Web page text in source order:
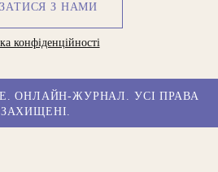
З НАМИ
конфіденційності
ОНЛАЙН-ЖУРНАЛ. УСІ ПРАВА
ЗАХИЩЕНІ.